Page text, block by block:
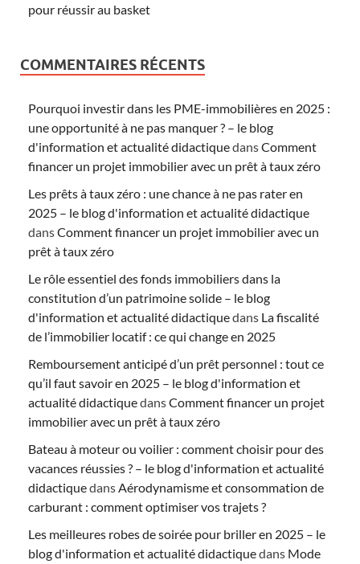
pour réussir au basket
COMMENTAIRES RÉCENTS
Pourquoi investir dans les PME-immobilières en 2025 :
une opportunité à ne pas manquer ? – le blog
d'information et actualité didactiquedansComment
financer un projet immobilier avec un prêt à taux zéro
Les prêts à taux zéro : une chance à ne pas rater en
2025 – le blog d'information et actualité didactique
dansComment financer un projet immobilier avec un
prêt à taux zéro
Le rôle essentiel des fonds immobiliers dans la
constitution d’un patrimoine solide – le blog
d'information et actualité didactiquedans La fiscalité
de l’immobilier locatif : ce qui change en 2025
Remboursement anticipé d’un prêt personnel : tout ce
qu’il faut savoir en 2025 – le blog d'information et
actualité didactiquedansComment financer un projet
immobilier avec un prêt à taux zéro
Bateau à moteur ou voilier : comment choisir pour des
vacances réussies ? – le blog d'information et actualité
didactiquedans Aérodynamisme et consommation de
carburant : comment optimiser vos trajets ?
Les meilleures robes de soirée pour briller en 2025 – le
blog d'information et actualité didactiquedans Mode